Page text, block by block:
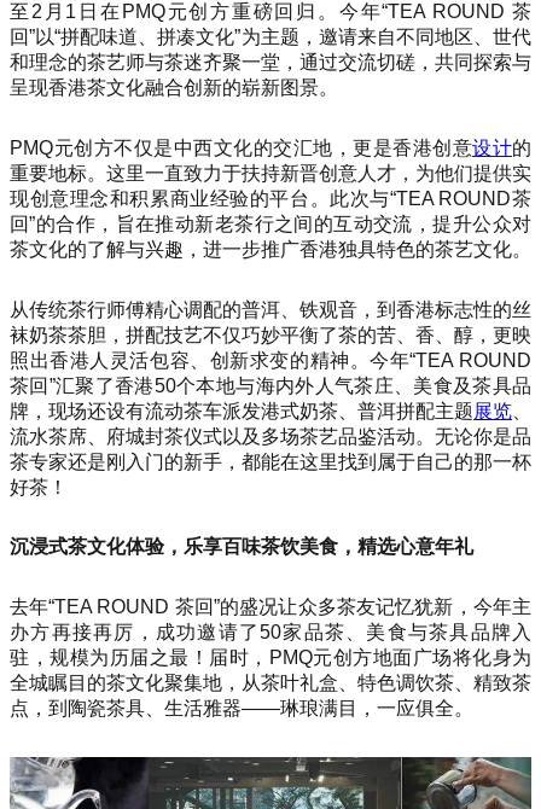
至2月1日在PMQ元创方重磅回归。今年“TEA ROUND 茶
回”以“拼配味道、拼凑文化”为主题，邀请来自不同地区、世代
和理念的茶艺师与茶迷齐聚一堂，通过交流切磋，共同探索与
呈现香港茶文化融合创新的崭新图景。
PMQ元创方不仅是中西文化的交汇地，更是香港创意设计的
重要地标。这里一直致力于扶持新晋创意人才，为他们提供实
现创意理念和积累商业经验的平台。此次与“TEA ROUND茶
回”的合作，旨在推动新老茶行之间的互动交流，提升公众对
茶文化的了解与兴趣，进一步推广香港独具特色的茶艺文化。
从传统茶行师傅精心调配的普洱、铁观音，到香港标志性的丝
袜奶茶茶胆，拼配技艺不仅巧妙平衡了茶的苦、香、醇，更映
照出香港人灵活包容、创新求变的精神。今年“TEA ROUND
茶回”汇聚了香港50个本地与海内外人气茶庄、美食及茶具品
牌，现场还设有流动茶车派发港式奶茶、普洱拼配主题展览
流水茶席、府城封茶仪式以及多场茶艺品鉴活动。无论你是品
茶专家还是刚入门的新手，都能在这里找到属于自己的那一杯
好茶！
沉浸式茶文化体验，乐享百味茶饮美食，精选心意年礼
去年“TEA ROUND 茶回”的盛况让众多茶友记忆犹新，今年主
办方再接再厉，成功邀请了50家品茶、美食与茶具品牌入
驻，规模为历届之最！届时，PMQ元创方地面广场将化身为
全城瞩目的茶文化聚集地，从茶叶礼盒、特色调饮茶、精致茶
点，到陶瓷茶具、生活雅器——琳琅满目，一应俱全。